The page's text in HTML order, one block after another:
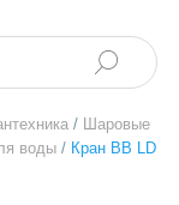
/ Шаровые
воды / Кран ВВ LD